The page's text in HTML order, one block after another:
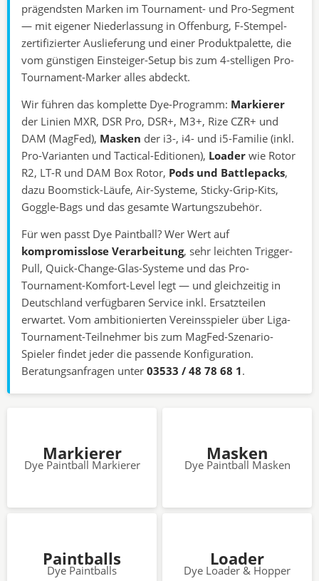
prägendsten Marken im Tournament- und Pro-Segment
— mit eigener Niederlassung in Offenburg, F-Stempel-
zertifizierter Auslieferung und einer Produktpalette, die
vom günstigen Einsteiger-Setup bis zum 4-stelligen Pro-
Tournament-Marker alles abdeckt.
Wir führen das komplette Dye-Programm: Markierer
der Linien MXR, DSR Pro, DSR+, M3+, Rize CZR+ und
DAM (MagFed), Masken der i3-, i4- und i5-Familie (inkl.
Pro-Varianten und Tactical-Editionen), Loader wie Rotor
R2, LT-R und DAM Box Rotor, Pods und Battlepacks,
dazu Boomstick-Läufe, Air-Systeme, Sticky-Grip-Kits,
Goggle-Bags und das gesamte Wartungszubehör.
Für wen passt Dye Paintball? Wer Wert auf
kompromisslose Verarbeitung, sehr leichten Trigger-
Pull, Quick-Change-Glas-Systeme und das Pro-
Tournament-Komfort-Level legt — und gleichzeitig in
Deutschland verfügbaren Service inkl. Ersatzteilen
erwartet. Vom ambitionierten Vereinsspieler über Liga-
Tournament-Teilnehmer bis zum MagFed-Szenario-
Spieler findet jeder die passende Konfiguration.
Beratungsanfragen unter 03533 / 48 78 68 1.
Markierer
Dye Paintball Markierer
Masken
Dye Paintball Masken
Paintballs
Dye Paintballs
Loader
Dye Loader & Hopper